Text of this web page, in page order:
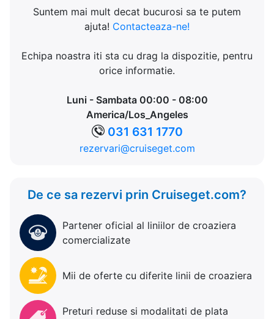
Suntem mai mult decat bucurosi sa te putem
ajuta! Contacteaza-ne!
Echipa noastra iti sta cu drag la dispozitie, pentru
orice informatie.
Luni - Sambata 00:00 - 08:00
America/Los_Angeles
031 631 1770
rezervari@cruiseget.com
De ce sa rezervi prin Cruiseget.com?
Partener oficial al liniilor de croaziera
comercializate
Mii de oferte cu diferite linii de croaziera
Preturi reduse si modalitati de plata